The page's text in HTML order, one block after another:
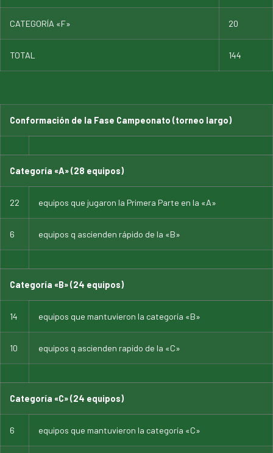
CATEGORÍA «F» 20
TOTAL 144
Conformación de la Fase Campeonato (torneo largo)
Categoría «A» (28 equipos)
22 equipos que jugaron la Primera Parte en la «A»
6 equipos q ascienden rápido de la «B»
Categoría «B» (24 equipos)
14 equipos que mantuvieron la categoría «B»
10 equipos q ascienden rapido de la «C»
Categoría «C» (24 equipos)
6 equipos que mantuvieron la categoría «C»